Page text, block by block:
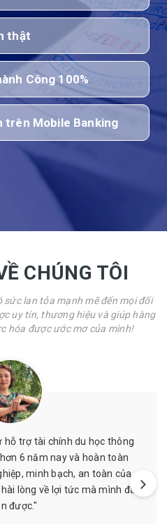
thật
Công 100%
trên Mobile Banking
CHÚNG TÔI
sức lan tỏa mạnh mẽ đến mọi đối
uy tín, thương hiệu và giúp hàng
hóa được ước mơ của mình!
được hỗ trợ chứng minh tài chính
nhân viên nhiệt tình, làm việc
làm ở nơi khác nhưng sau khi
Việt Nam mình thấy hài lòng hơn."
Tuyết Nguyễn